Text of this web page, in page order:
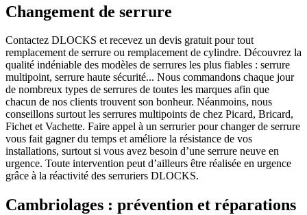
Changement de serrure
Contactez DLOCKS et recevez un devis gratuit pour tout
remplacement de serrure ou remplacement de cylindre. Découvrez la
qualité indéniable des modèles de serrures les plus fiables : serrure
multipoint, serrure haute sécurité... Nous commandons chaque jour
de nombreux types de serrures de toutes les marques afin que
chacun de nos clients trouvent son bonheur. Néanmoins, nous
conseillons surtout les serrures multipoints de chez Picard, Bricard,
Fichet et Vachette. Faire appel à un serrurier pour changer de serrure
vous fait gagner du temps et améliore la résistance de vos
installations, surtout si vous avez besoin d’une serrure neuve en
urgence. Toute intervention peut d’ailleurs être réalisée en urgence
grâce à la réactivité des serruriers DLOCKS.
Cambriolages : prévention et réparations